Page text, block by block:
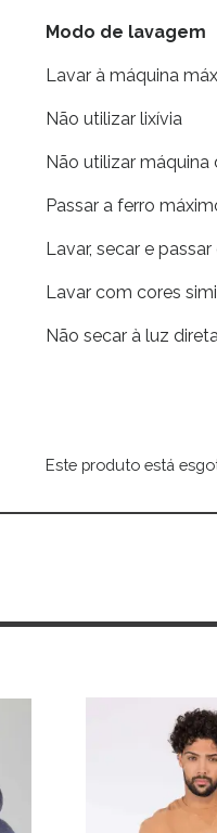
Modo de lavagem
Lavar à máquina
Não utilizar lixívia
Não utilizar máquina
Passar a ferro
Lavar, secar e
Lavar com cores
Não secar à luz
Este produto está
Alternative: